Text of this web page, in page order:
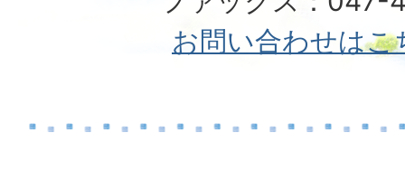
お問い合わせはこ